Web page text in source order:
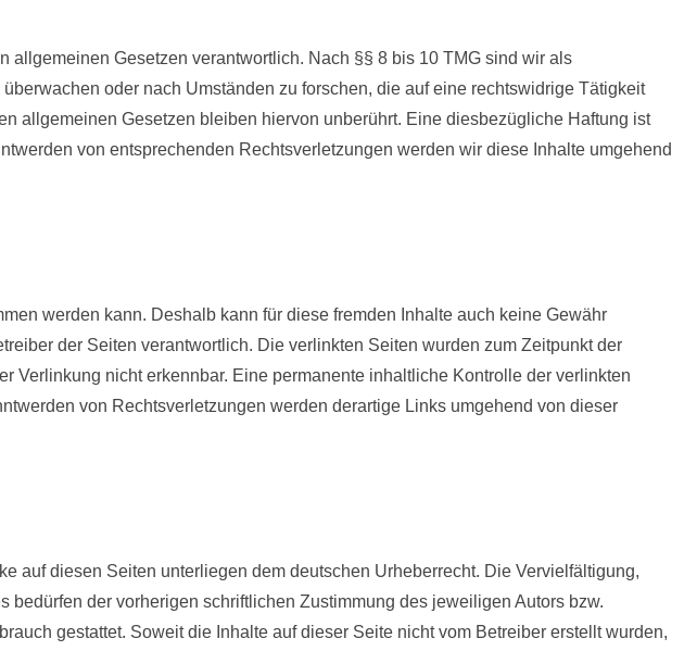
Gesetzen verantwortlich. Nach §§ 8 bis 10 TMG sind wir als
oder nach Umständen zu forschen, die auf eine rechtswidrige Tätigkeit
allgemeinen Gesetzen bleiben hiervon unberührt. Eine diesbezügliche Haftung ist
von entsprechenden Rechtsverletzungen werden wir diese Inhalte umgehend
werden kann. Deshalb kann für diese fremden Inhalte auch keine Gewähr
der Seiten verantwortlich. Die verlinkten Seiten wurden zum Zeitpunkt der
Verlinkung nicht erkennbar. Eine permanente inhaltliche Kontrolle der verlinkten
von Rechtsverletzungen werden derartige Links umgehend von dieser
auf diesen Seiten unterliegen dem deutschen Urheberrecht. Die Vervielfältigung,
der vorherigen schriftlichen Zustimmung des jeweiligen Autors bzw.
gestattet. Soweit die Inhalte auf dieser Seite nicht vom Betreiber erstellt wurden,